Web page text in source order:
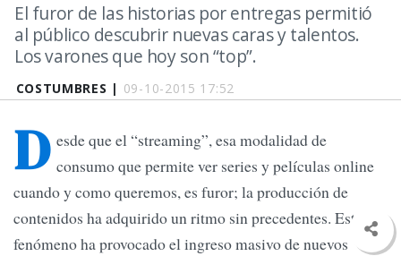
COSTUMBRES | 09-10-2015 17:52
El furor de las historias por entregas permitió
al público descubrir nuevas caras y talentos.
Los varones que hoy son “top”.
D esde que el “streaming”, esa modalidad de
consumo que permite ver series y películas online
cuando y como queremos, es furor; la producción de
contenidos ha adquirido un ritmo sin precedentes. Este
fenómeno ha provocado el ingreso masivo de nuevos